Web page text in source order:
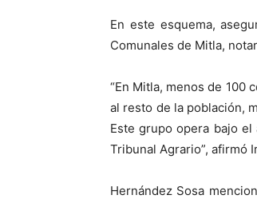
En este esquema,
Comunales de Mitla,
“En Mitla, menos de 100
al resto de la población,
Este grupo opera bajo
Tribunal Agrario”, afirmó
Hernández Sosa